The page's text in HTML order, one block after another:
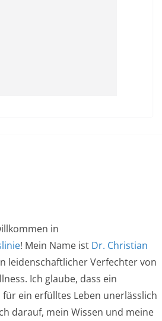
in
! Mein Name ist Dr. Christian
leidenschaftlicher Verfechter von
Ich glaube, dass ein
ein erfülltes Leben unerlässlich
darauf, mein Wissen und meine